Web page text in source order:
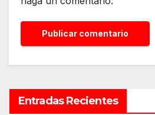
Entradas Recientes